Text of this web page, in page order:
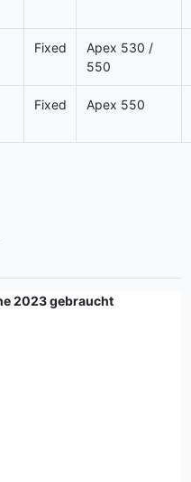
Fixed
Apex 530 /
550
Fixed Apex 550